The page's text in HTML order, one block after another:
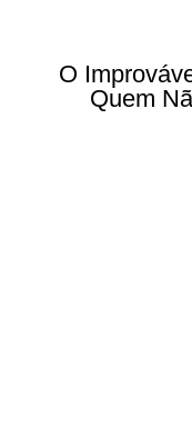
O
Quem